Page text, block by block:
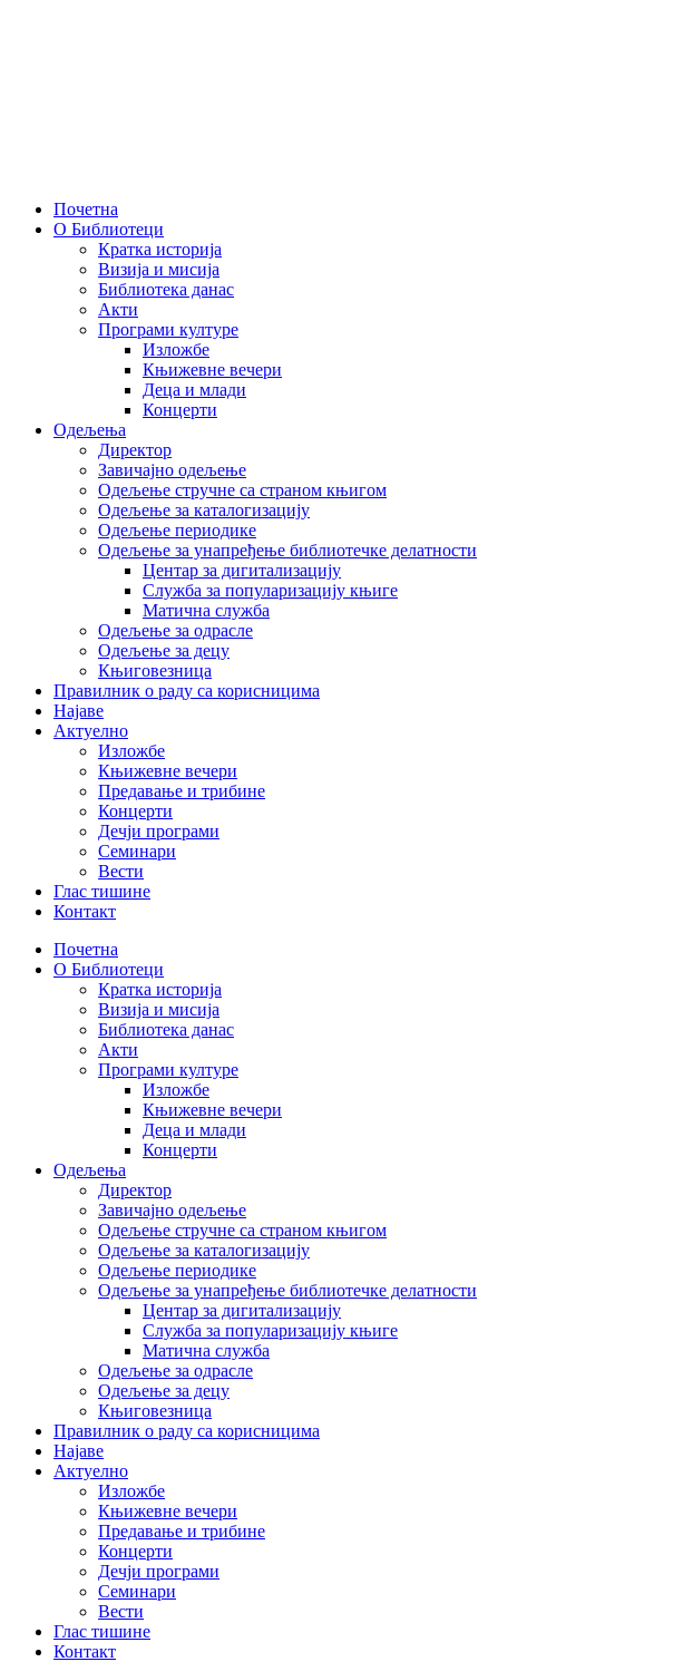
Почетна
О Библиотеци
Кратка историја
Визија и мисија
Библиотека данас
Акти
Програми културе
Изложбе
Књижевне вечери
Деца и млади
Концерти
Одељења
Директор
Завичајно одељење
Одељење стручне са страном књигом
Одељење за каталогизацију
Одељење периодике
Одељење за унапређење библиотечке делатности
Центар за дигитализацију
Служба за популаризацију књиге
Матична служба
Одељење за одрасле
Одељење за децу
Књиговезница
Правилник о раду са корисницима
Најаве
Актуелно
Изложбе
Књижевне вечери
Предавање и трибине
Концерти
Дечји програми
Семинари
Вести
Глас тишине
Контакт
Почетна
О Библиотеци
Кратка историја
Визија и мисија
Библиотека данас
Акти
Програми културе
Изложбе
Књижевне вечери
Деца и млади
Концерти
Одељења
Директор
Завичајно одељење
Одељење стручне са страном књигом
Одељење за каталогизацију
Одељење периодике
Одељење за унапређење библиотечке делатности
Центар за дигитализацију
Служба за популаризацију књиге
Матична служба
Одељење за одрасле
Одељење за децу
Књиговезница
Правилник о раду са корисницима
Најаве
Актуелно
Изложбе
Књижевне вечери
Предавање и трибине
Концерти
Дечји програми
Семинари
Вести
Глас тишине
Контакт